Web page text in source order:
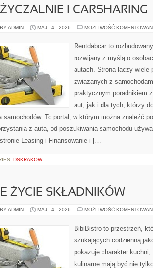
I CARSHARING
ADMIN MAJ - 4 - 2026 MOŻLIWOŚĆ
Rentdabcar to
rozwijany z myślą o
autach. Strona łączy wiele
związanych z
praktycznym poradnikiem
aut, jak i dla tych, którzy
samochodów. To portal, w którym można znaleźć
z auta, od poszukiwania samochodu
Leasing i Finansowanie i […]
DSKRAKOW
ŻYCIE SKŁADNIKÓW
ADMIN MAJ - 4 - 2026 MOŻLIWOŚĆ
BibiBistro to przestrzeń,
szukających codzienną
pokazuje charakter
kulinarne mają być nie